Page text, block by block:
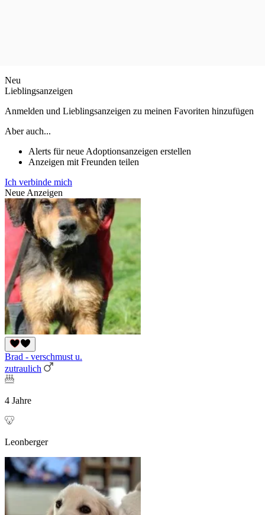
Neu
Lieblingsanzeigen
Anmelden und Lieblingsanzeigen zu meinen Favoriten hinzufügen
Aber auch...
Alerts für neue Adoptionsanzeigen erstellen
Anzeigen mit Freunden teilen
Ich verbinde mich
Neue Anzeigen
Brad - verschmust u.
zutraulich
4 Jahre
Leonberger